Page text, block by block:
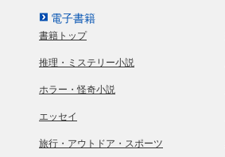
電子書籍
書籍トップ
推理・ミステリー小説
ホラー・怪奇小説
エッセイ
旅行・アウトドア・スポーツ